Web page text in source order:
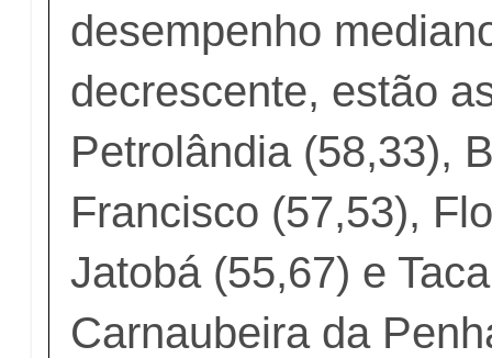
desempenho
decrescente, estão
Petrolândia (58,33),
Francisco (57,53),
Jatobá (55,67) e
Carnaubeira da